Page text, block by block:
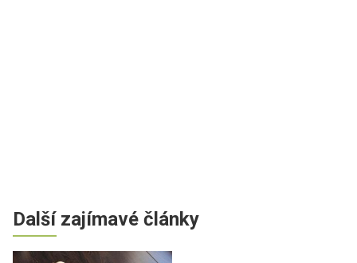
Další zajímavé články